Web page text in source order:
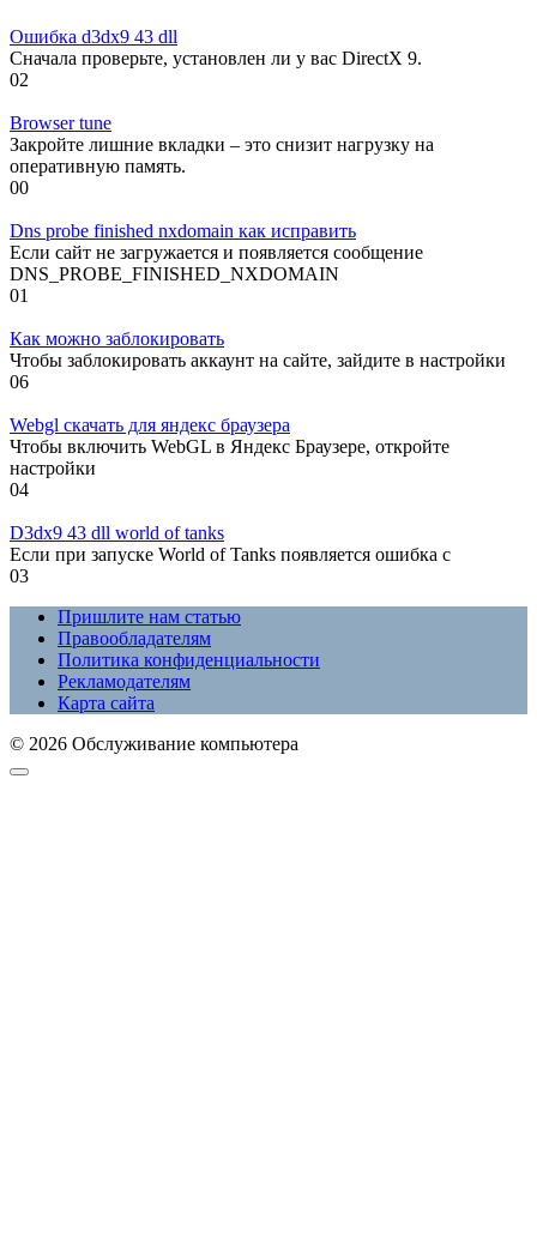
Ошибка d3dx9 43 dll
Сначала проверьте, установлен ли у вас DirectX 9.
02
Browser tune
Закройте лишние вкладки – это снизит нагрузку на
оперативную память.
00
Dns probe finished nxdomain как исправить
Если сайт не загружается и появляется сообщение
DNS_PROBE_FINISHED_NXDOMAIN
01
Как можно заблокировать
Чтобы заблокировать аккаунт на сайте, зайдите в настройки
06
Webgl скачать для яндекс браузера
Чтобы включить WebGL в Яндекс Браузере, откройте
настройки
04
D3dx9 43 dll world of tanks
Если при запуске World of Tanks появляется ошибка с
03
Пришлите нам статью
Правообладателям
Политика конфиденциальности
Рекламодателям
Карта сайта
© 2026 Обслуживание компьютера